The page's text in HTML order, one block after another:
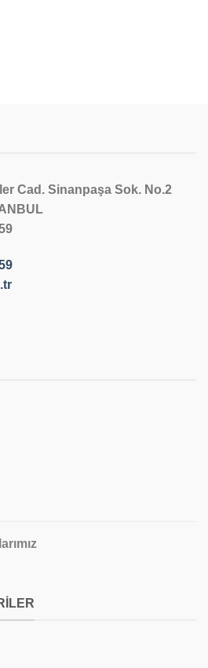
Cad. Sinanpaşa Sok. No.2